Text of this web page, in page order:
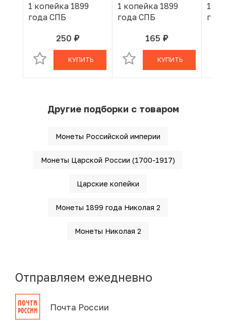
1 копейка 1899
года СПБ
250 руб.
В КОРЗИНЕ
КУПИТЬ
1 копейка 1899
года СПБ
165 руб.
В КОРЗИНЕ
КУПИТЬ
1
Другие подборки с товаром
Монеты Российской империи
Монеты Царской России (1700-1917)
Царские копейки
Монеты 1899 года Николая 2
Монеты Николая 2
Отправляем ежедневно
Почта России